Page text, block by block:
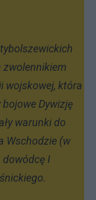
zwolennikiem
wojskowej, która
Dywizję
warunki do
Wschodzie (w
dowódcę I